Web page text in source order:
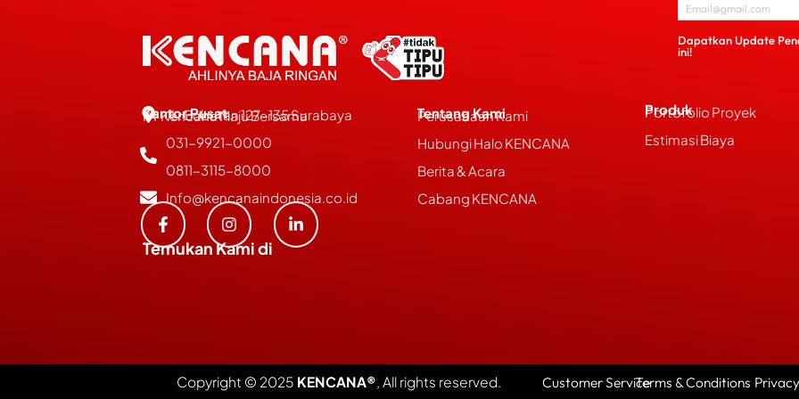
Dapatkan Update
ini!
Kantor Pusat
PT Kencana Maju Bersama
JL. Bubutan 127-135 Surabaya
031-9921-0000
0811-3115-8000
Info@kencanaindonesia.co.id
Temukan Kami di
Tentang Kami
Perusahaan Kami
Hubungi Halo KENCANA
Berita & Acara
Cabang KENCANA
Produk
Portofolio Proyek
Estimasi Biaya
Copyright © 2025 KENCANA®, All rights reserved. Customer ServiceTerms & Conditions